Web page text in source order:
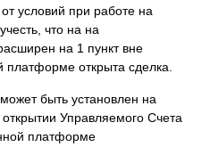
условий при работе на
что на на
на 1 пункт вне
платформе открыта сделка.
быть установлен на
Управляемого Счета
платформе